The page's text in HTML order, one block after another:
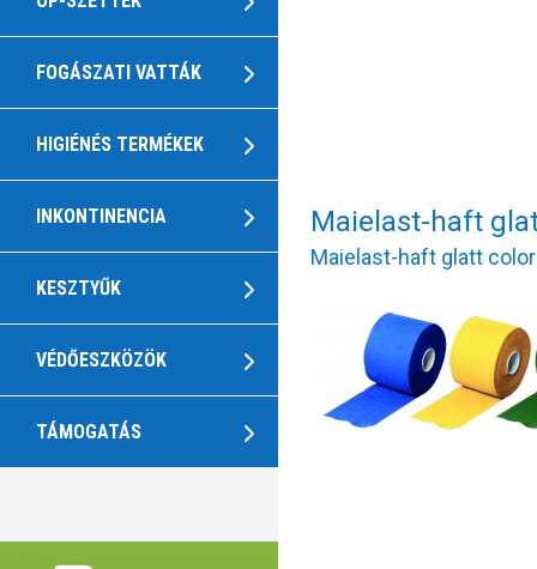
FOGÁSZATI VATTÁK
HIGIÉNÉS TERMÉKEK
INKONTINENCIA
KESZTYŰK
VÉDŐESZKÖZÖK
TÁMOGATÁS
Maielast-haft
Maielast-haft glatt color